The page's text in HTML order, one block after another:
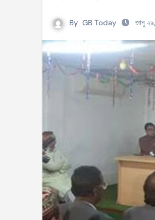
টেংরাটিলা
শিক্ষকদের বাড়তি
আইসিসি নারী
মণিপুরে কুকি এবং
বেবিচক ভাগ করে
ইরানের বিরুদ্ধে
পশ্চিমবঙ্গে ভোটের
‘হ্যাঁ’ জিতলে খুলবে
By GB Today জানু